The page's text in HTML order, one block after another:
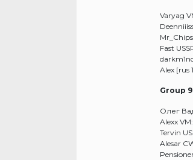
Varyag
Fast
Alex [rus
Group 9
Олег
Alexx
Tervin
Alesar